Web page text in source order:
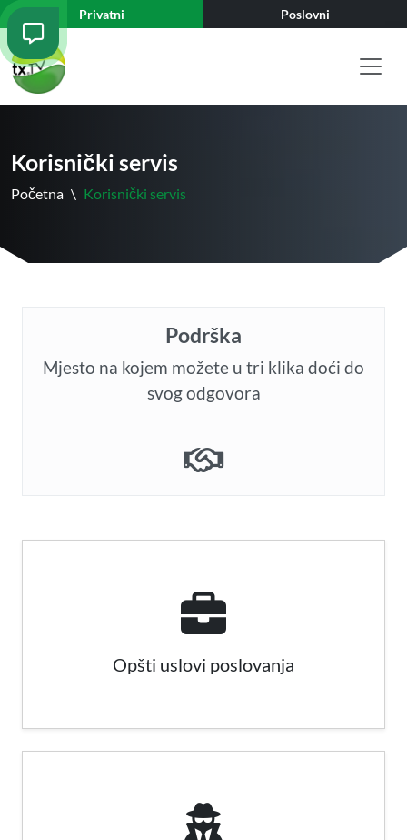
Privatni Poslovni
Korisnički servis
Početna \ Korisnički servis
Podrška
Mjesto na kojem možete u tri klika doći do
svog odgovora
Opšti uslovi poslovanja